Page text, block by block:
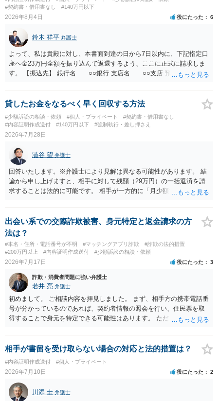
#契約書・借用書なし
#140万円以下
2026年8月4日 役にたった 6
鈴木 祥平 弁護士
よって、私は貴殿に対し、本書面到達の日から7日以内に、下記指定口
座へ金23万円全額を振り込んで返還するよう、ここに正式に請求しま
す。 【振込先】 銀行名 ○○銀行 支店名 ○○支店 預金種別 普通
されない場合には、貴殿には任意に返金する意思がないものと判断
し、やむを得ず、返還金23万円及びこれに対する遅延損害金の支払い
す。 その際には、訴訟に要する費用その他法令上認められる金員につ
いても併せて請求する予定ですので、あらかじめ申し添えます。 本件
求めるものにすぎません。貴殿の仕入先との取引関係や返金時期など
の内部事情は、私に対する返還義務の発生や履行時期には何ら影響を
及ぼすものではありません。 これ以上、本件の解決を不必要に遅延さ
せることなく、誠意をもって速やかに返金手続を履行されるよう、強
く求めます。 以上
貸したお金をなるべく早く回収する方法
#少額訴訟の相談・依頼 #個人・プライベート
#契約書・借用書なし
#内容証明作成送付
#140万円以下 #強制執行・差し押さえ
2026年7月28日
澁谷 望 弁護士
回答いたします。※弁護士により見解は異なる可能性があります。 結
論から申し上げますと、相手に対して残額（29万円）の一括返済を請
求することは法的に可能です。 相手が一方的に「月少額ずつ返す」と
は成立していません。当初の返済期日も過ぎているため、一括返済を
求める権利があります。 具体的には、以下の手順で進めるのが効果的
です。 分割拒否と一括請求の通知：PayPayのメッセージ等で「分割
払いには同意していないため、残額の一括払いを求める」旨を明確に
伝えます。 相手の本名・住所の確認：応じない場合に法的手段（少額
訴訟など）をとるには、相手の身元が必要です。分からない場合は、
（Switch2等）の事実も踏まえ、応じない場合は法的措置を辞さない姿
勢で交渉に臨むのが現実的かと思います。
出会い系での交際詐欺被害、身元特定と返金請求の方
法は？
#本名・住所・電話番号が不明 #マッチングアプリ詐欺
#詐欺の法的措置
#200万円以上
#内容証明作成送付 #少額訴訟の相談・依頼
2026年7月17日 役にたった 3
詐欺・消費者問題に強い弁護士
若井 亮 弁護士
初めまして。 ご相談内容を拝見しました。 まず、相手方の携帯電話番
号が分かっているのであれば、契約者情報の照会を行い、住民票を取
得することで身元を特定できる可能性はあります。 ただ、他人名義の
ろです。 LINEについても、詐欺の事案であれば照会できる可能性はあ
りますが、携帯電話の番号を経由する方法より難しくなります。 身元
を特定した後は、返金の理屈があるかどうかを確認していきます。 基
本的に贈与に該当する場合には返金請求ができません。 詐欺を含め、
当方に返金の理屈があるかどうかを確認していきます。 さらに、渡し
た金額について、裏付けがあるかどうかも精査します。 上記を経て、
身元の特定、返金の理屈があると判断できるのであれば、まずは交渉
相手が書留を受け取らない場合の対応と法的措置は？
#内容証明作成送付 #個人・プライベート
2026年7月10日 役にたった 2
川添 圭 弁護士